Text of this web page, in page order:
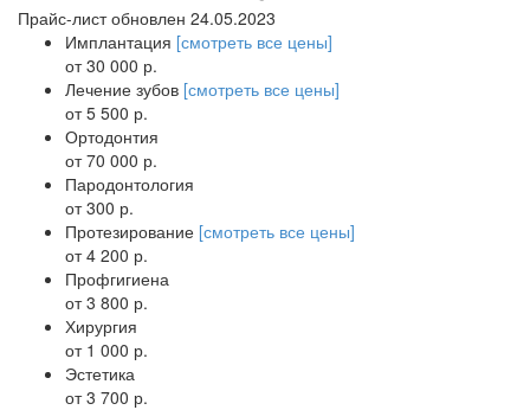
Прайс-лист обновлен 24.05.2023
Имплантация [смотреть все цены]
от 30 000 р.
Лечение зубов [смотреть все цены]
от 5 500 р.
Ортодонтия
от 70 000 р.
Пародонтология
от 300 р.
Протезирование [смотреть все цены]
от 4 200 р.
Профгигиена
от 3 800 р.
Хирургия
от 1 000 р.
Эстетика
от 3 700 р.